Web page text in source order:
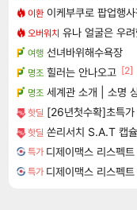
이환 이케부쿠로 팝업행
오버워치 유나 얼굴은 우
여행 선녀바위해수욕장
명조 힐러는 안나오고 [2]
명조 세계관 소개 | 소명
핫딜 [26년첫수확]초특
핫딜 쏜리서치 S.A.T 캡
특가
특가